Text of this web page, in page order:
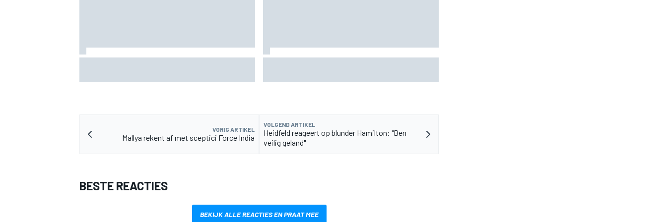
VORIG ARTIKEL
Mallya rekent af met sceptici Force India
VOLGEND ARTIKEL
Heidfeld reageert op blunder Hamilton: "Ben
veilig geland"
BESTE REACTIES
BEKIJK ALLE REACTIES EN PRAAT MEE